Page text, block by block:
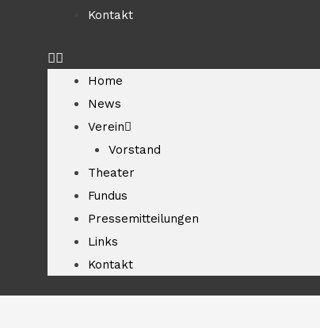
Kontakt
Home
News
Verein
Vorstand
Theater
Fundus
Pressemitteilungen
Links
Kontakt